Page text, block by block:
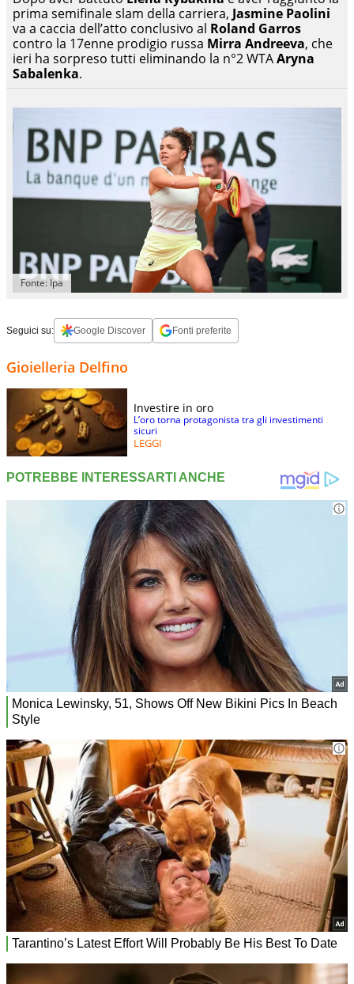
prima semifinale slam della carriera, Jasmine Paolini
va a caccia dell’atto conclusivo al Roland Garros
contro la 17enne prodigio russa Mirra Andreeva, che
ieri ha sorpreso tutti eliminando la n°2 WTAAryna
Sabalenka.
Fonte: Ipa
Seguici su: Google Discover Fonti preferite
Gioielleria Delfino
Investire in oro
L’oro torna protagonista tra gli investimenti
sicuri
LEGGI